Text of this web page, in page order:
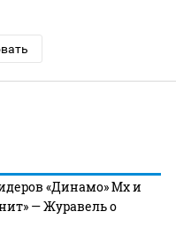
«Динамо» Мх и
— Журавель о